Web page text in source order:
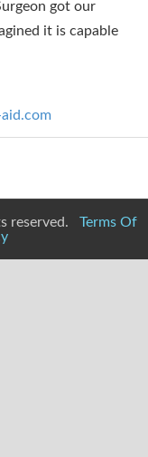
got our
it is capable
reserved. Terms Of